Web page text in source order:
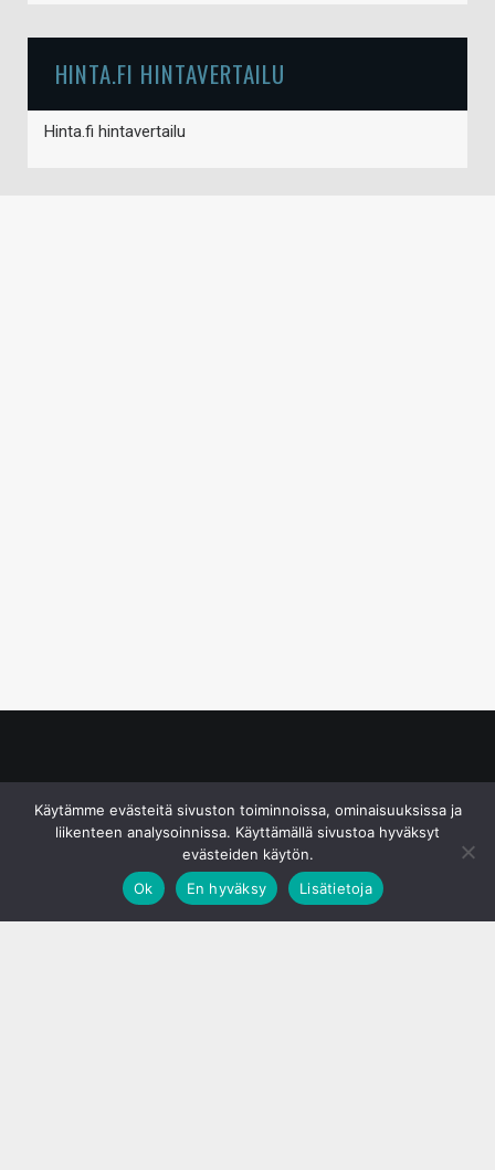
HINTA.FI HINTAVERTAILU
Hinta.fi hintavertailu
Käytämme evästeitä sivuston toiminnoissa, ominaisuuksissa ja
liikenteen analysoinnissa. Käyttämällä sivustoa hyväksyt
evästeiden käytön.
Ok
En hyväksy Lisätietoja